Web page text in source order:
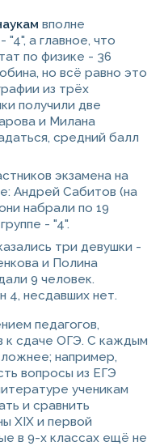
вполне
а главное, что
по физике - 36
но всё равно это
из трёх
получили две
и Милана
средний балл
экзамена на
Андрей Сабитов (на
набрали по 19
- "4".
три девушки -
и Полина
9 человек.
4, несдавших нет.
педагогов,
к сдаче ОГЭ. С каждым
например,
вопросы из ЕГЭ
ученикам
и сравнить
XIX и первой
в 9-х классах ещё не